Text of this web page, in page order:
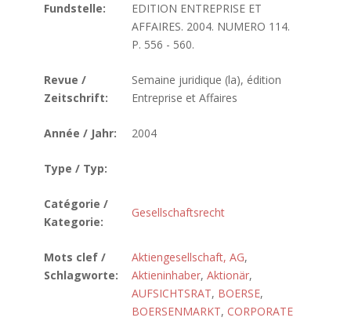
Fundstelle:
EDITION ENTREPRISE ET
AFFAIRES. 2004. NUMERO 114.
P. 556 - 560.
Revue /
Zeitschrift:
Semaine juridique (la), édition
Entreprise et Affaires
Année / Jahr: 2004
Type / Typ:
Catégorie /
Kategorie:
Gesellschaftsrecht
Mots clef /
Schlagworte:
Aktiengesellschaft, AG,
Aktieninhaber, Aktionär,
AUFSICHTSRAT, BOERSE,
BOERSENMARKT, CORPORATE